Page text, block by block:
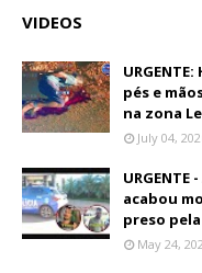
VIDEOS
pés e
na zona
July 04,
acabou
preso pela
May 24,